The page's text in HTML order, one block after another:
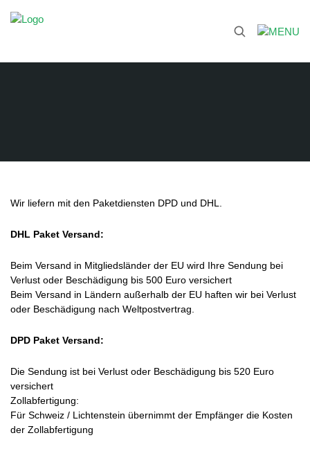
Wir liefern mit den Paketdiensten DPD und DHL.
DHL Paket Versand:
Beim Versand in Mitgliedsländer der EU wird Ihre Sendung bei
Verlust oder Beschädigung bis 500 Euro versichert
Beim Versand in Ländern außerhalb der EU haften wir bei Verlust
oder Beschädigung nach Weltpostvertrag.
DPD Paket Versand:
Die Sendung ist bei Verlust oder Beschädigung bis 520 Euro
versichert
Zollabfertigung:
Für Schweiz / Lichtenstein übernimmt der Empfänger die Kosten
der Zollabfertigung